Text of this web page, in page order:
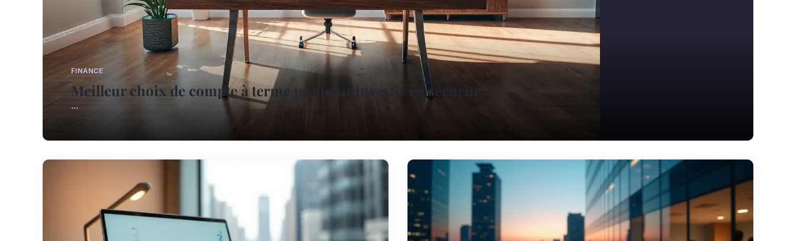
FINANCE
Meilleur choix de compte à terme pro pour investir en sécurité
...